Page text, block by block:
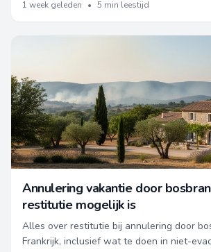
om een masker te halen en
1 week geleden • 5 min leestijd
Annulering vakantie door
restitutie mogelijk is
Alles over restitutie bij annulering door
Frankrijk, inclusief wat te doen in niet-